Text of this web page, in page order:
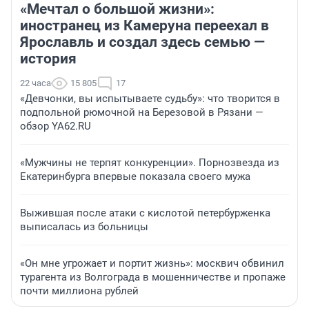
«Мечтал о большой жизни»:
иностранец из Камеруна переехал в
Ярославль и создал здесь семью —
история
22 часа 15 805 17
«Девчонки, вы испытываете судьбу»: что творится в
подпольной рюмочной на Березовой в Рязани —
обзор YA62.RU
«Мужчины не терпят конкуренции». Порнозвезда из
Екатеринбурга впервые показала своего мужа
Выжившая после атаки с кислотой петербурженка
выписалась из больницы
«Он мне угрожает и портит жизнь»: москвич обвинил
турагента из Волгограда в мошенничестве и пропаже
почти миллиона рублей